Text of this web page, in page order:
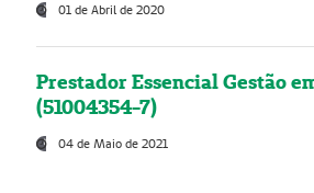
01 de Abril de 2020
Prestador Essencial Gestão
(51004354-7)
04 de Maio de 2021